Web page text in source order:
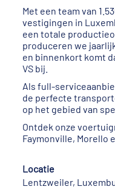
Met een team van
vestigingen in
een totale
produceren we
en binnenkort komt
VS bij.
Als full-
de perfecte
op het gebied van
Ontdek onze
Faymonville, Morello
Locatie
Lentzweiler,